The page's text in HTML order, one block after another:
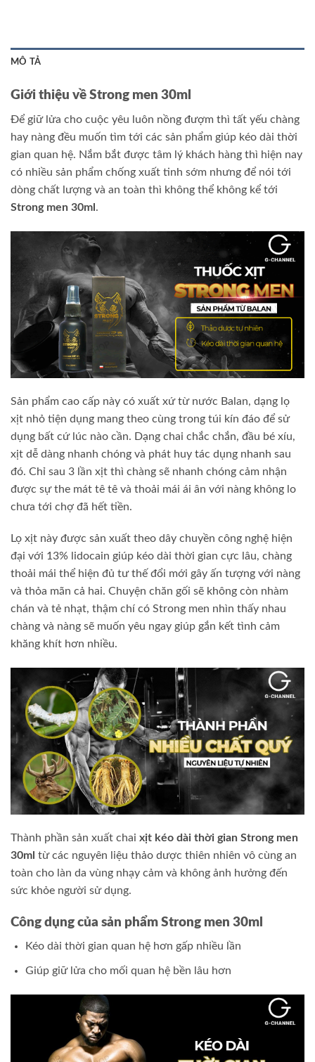
MÔ TẢ
Giới thiệu về Strong men 30ml
Để giữ lửa cho cuộc yêu luôn nồng đượm thì tất yếu chàng
hay nàng đều muốn tìm tới các sản phẩm giúp kéo dài thời
gian quan hệ. Nắm bắt được tâm lý khách hàng thì hiện nay
có nhiều sản phẩm chống xuất tinh sớm nhưng để nói tới
dòng chất lượng và an toàn thì không thể không kể tới
Strong men 30ml .
Sản phẩm cao cấp này có xuất xứ từ nước Balan, dạng lọ
xịt nhỏ tiện dụng mang theo cùng trong túi kín đáo để sử
dụng bất cứ lúc nào cần. Dạng chai chắc chắn, đầu bé xíu,
xịt dễ dàng nhanh chóng và phát huy tác dụng nhanh sau
đó. Chỉ sau 3 lần xịt thì chàng sẽ nhanh chóng cảm nhận
được sự the mát tê tê và thoải mái ái ân với nàng không lo
chưa tới chợ đã hết tiền.
Lọ xịt này được sản xuất theo dây chuyền công nghệ hiện
đại với 13% lidocain giúp kéo dài thời gian cực lâu, chàng
thoải mái thể hiện đủ tư thế đổi mới gây ấn tượng với nàng
và thỏa mãn cả hai. Chuyện chăn gối sẽ không còn nhàm
chán và tẻ nhạt, thậm chí có Strong men nhìn thấy nhau
chàng và nàng sẽ muốn yêu ngay giúp gắn kết tình cảm
khăng khít hơn nhiều.
Thành phần sản xuất chai xịt kéo dài thời gian Strong men
30ml từ các nguyên liệu thảo dược thiên nhiên vô cùng an
toàn cho làn da vùng nhạy cảm và không ảnh hưởng đến
sức khỏe người sử dụng.
Công dụng của sản phẩm Strong men 30ml
Kéo dài thời gian quan hệ hơn gấp nhiều lần
Giúp giữ lửa cho mối quan hệ bền lâu hơn